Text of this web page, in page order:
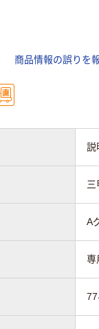
商品情報の誤りを
説
三
A
専